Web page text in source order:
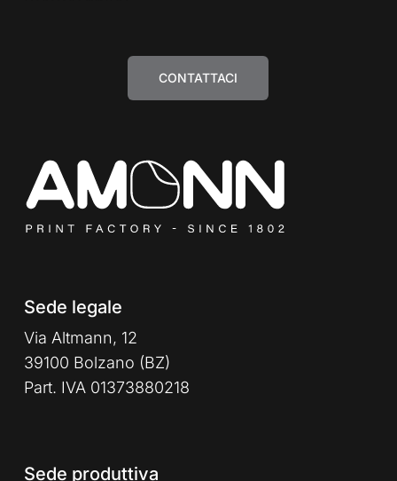
CONTATTACI
Sede legale
Via Altmann, 12
39100 Bolzano (BZ)
Part. IVA 01373880218
Sede produttiva